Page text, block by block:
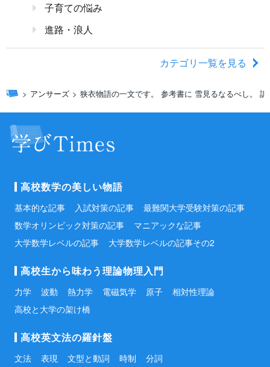
子育ての悩み
進路・浪人
カテゴリ一覧を見る
アンサーズ 狭衣物語の一文です。 参考書に 雪見るなるべし。
高校数学の美しい物語
基本的な記事 入試対策の記事
最難関大学受験対策の記事
数学オリンピック対策の記事
マニアックな記事
大学数学レベルの記事
大学数学レベルの記事その2
高校生から味わう理論物理入門
力学 波動 熱力学 電磁気学 原子
相対性理論
高校と大学の架け橋
高校英文法の羅針盤
文法 表現 文型と動詞 時制 分詞